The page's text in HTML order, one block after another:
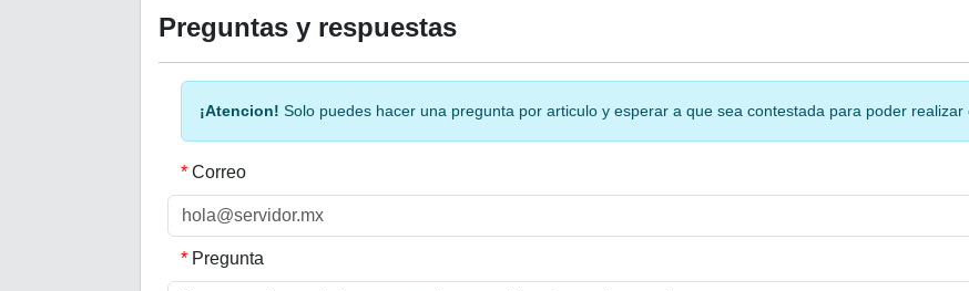
Preguntas y respuestas
¡Atencion! Solo puedes hacer una pregunta por articulo y esperar a que sea contestada para poder realizar
Correo
Pregunta